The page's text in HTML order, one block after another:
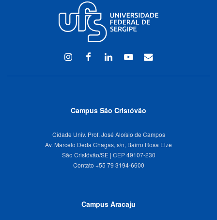
InstagramFacebook
LinkedinYoutubeWEBMAIL
Campus São Cristóvão
Cidade Univ. Prof. José Aloísio de Campos
Av. Marcelo Deda Chagas, s/n, Bairro Rosa Elze
São Cristóvão/SE | CEP 49107-230
Campus Aracaju